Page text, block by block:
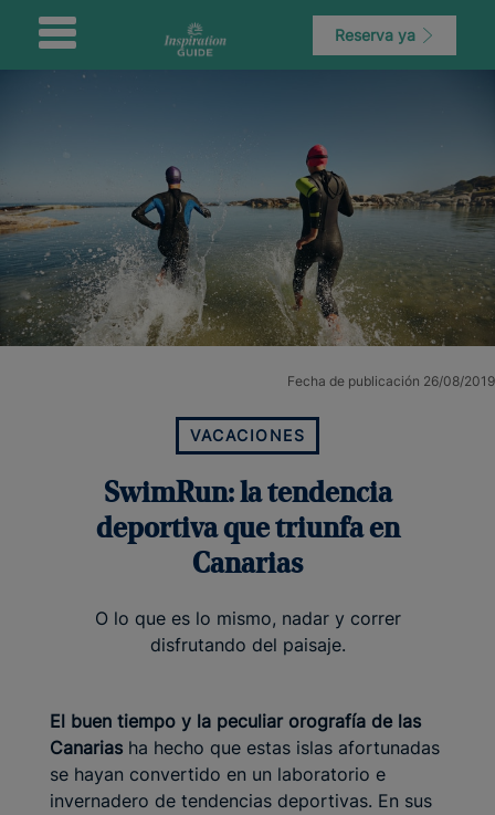
Reserva ya
Fecha de publicación 26/08/2019
VACACIONES
SwimRun: la tendencia
deportiva que triunfa en
Canarias
O lo que es lo mismo, nadar y correr
disfrutando del paisaje.
El buen tiempo y la peculiar orografía de las
Canarias ha hecho que estas islas afortunadas
se hayan convertido en un laboratorio e
invernadero de tendencias deportivas. En sus